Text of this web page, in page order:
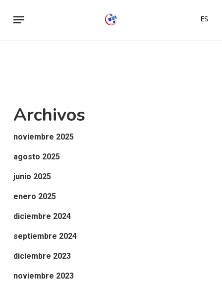
ES
Menu
Archivos
noviembre 2025
agosto 2025
junio 2025
enero 2025
diciembre 2024
septiembre 2024
diciembre 2023
noviembre 2023